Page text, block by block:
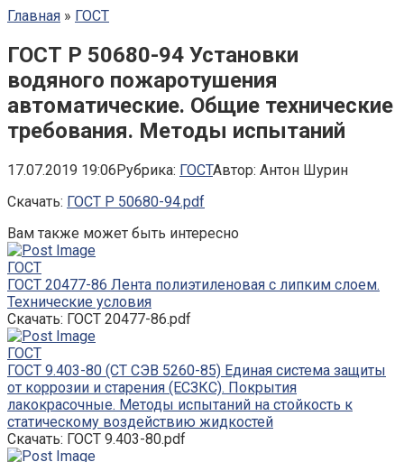
Главная » ГОСТ
ГОСТ Р 50680-94 Установки
водяного пожаротушения
автоматические. Общие технические
требования. Методы испытаний
17.07.2019 19:06Рубрика: ГОСТАвтор: Антон Шурин
Скачать: ГОСТ Р 50680-94.pdf
Вам также может быть интересно
ГОСТ
ГОСТ 20477-86 Лента полиэтиленовая с липким слоем.
Технические условия
Скачать: ГОСТ 20477-86.pdf
ГОСТ
ГОСТ 9.403-80 (СТ СЭВ 5260-85) Единая система защиты
от коррозии и старения (ЕСЗКС). Покрытия
лакокрасочные. Методы испытаний на стойкость к
статическому воздействию жидкостей
Скачать: ГОСТ 9.403-80.pdf